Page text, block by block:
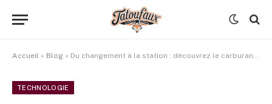
Accueil » Blog » Du changement à la station : découvrez le carburant synthétique XTL
TECHNOLOGIE